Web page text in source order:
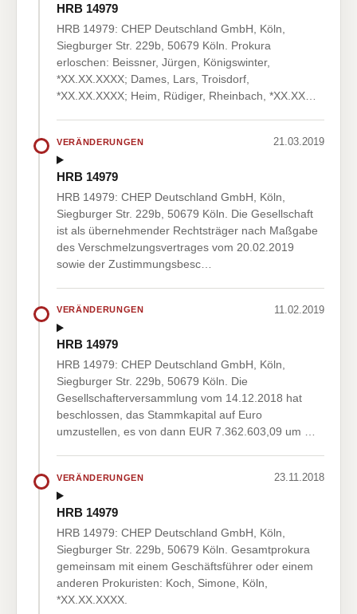
HRB 14979
HRB 14979: CHEP Deutschland GmbH, Köln,
Siegburger Str. 229b, 50679 Köln. Prokura
erloschen: Beissner, Jürgen, Königswinter,
*XX.XX.XXXX; Dames, Lars, Troisdorf,
*XX.XX.XXXX; Heim, Rüdiger, Rheinbach, *XX.XX…
VERÄNDERUNGEN 21.03.2019
HRB 14979
HRB 14979: CHEP Deutschland GmbH, Köln,
Siegburger Str. 229b, 50679 Köln. Die Gesellschaft
ist als übernehmender Rechtsträger nach Maßgabe
des Verschmelzungsvertrages vom 20.02.2019
sowie der Zustimmungsbesc…
VERÄNDERUNGEN 11.02.2019
HRB 14979
HRB 14979: CHEP Deutschland GmbH, Köln,
Siegburger Str. 229b, 50679 Köln. Die
Gesellschafterversammlung vom 14.12.2018 hat
beschlossen, das Stammkapital auf Euro
umzustellen, es von dann EUR 7.362.603,09 um …
VERÄNDERUNGEN 23.11.2018
HRB 14979
HRB 14979: CHEP Deutschland GmbH, Köln,
Siegburger Str. 229b, 50679 Köln. Gesamtprokura
gemeinsam mit einem Geschäftsführer oder einem
anderen Prokuristen: Koch, Simone, Köln,
*XX.XX.XXXX.